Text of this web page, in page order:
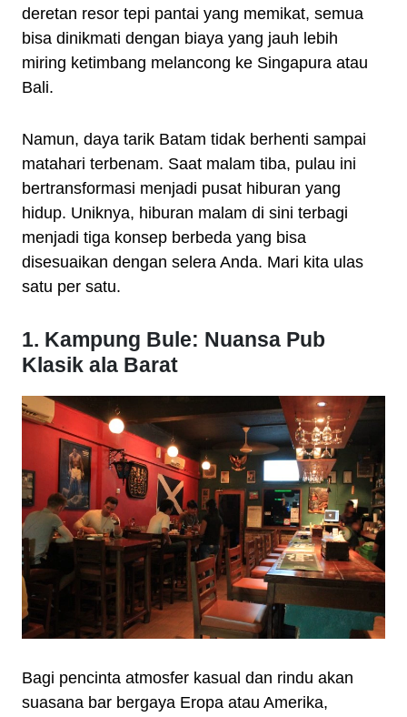
deretan resor tepi pantai yang memikat, semua
bisa dinikmati dengan biaya yang jauh lebih
miring ketimbang melancong ke Singapura atau
Bali.
Namun, daya tarik Batam tidak berhenti sampai
matahari terbenam. Saat malam tiba, pulau ini
bertransformasi menjadi pusat hiburan yang
hidup. Uniknya, hiburan malam di sini terbagi
menjadi tiga konsep berbeda yang bisa
disesuaikan dengan selera Anda. Mari kita ulas
satu per satu.
1. Kampung Bule: Nuansa Pub
Klasik ala Barat
Bagi pencinta atmosfer kasual dan rindu akan
suasana bar bergaya Eropa atau Amerika,